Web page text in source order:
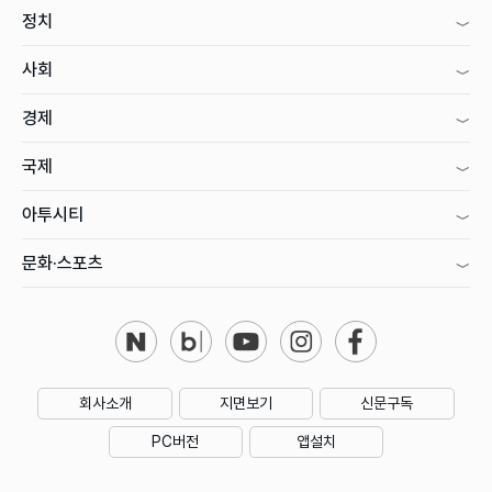
정치
사회
경제
국제
아투시티
문화·스포츠
회사소개 지면보기 신문구독
PC버전 앱설치